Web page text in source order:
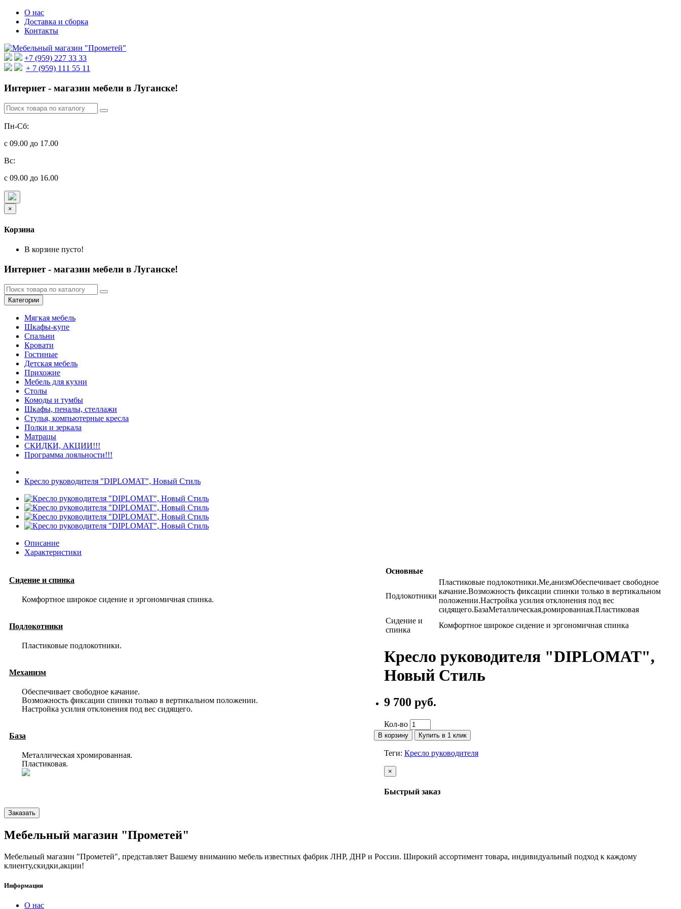
О нас
Доставка и сборка
Контакты
+7 (959) 227 33 33
+ 7 (959) 111 55 11
Интернет - магазин мебели в Луганске!
Пн-Сб:
с 09.00 до 17.00
Вс:
с 09.00 до 16.00
×
Корзина
В корзине пусто!
Интернет - магазин мебели в Луганске!
Категории
Мягкая мебель
Шкафы-купе
Спальни
Кровати
Гостиные
Детская мебель
Прихожие
Мебель для кухни
Столы
Комоды и тумбы
Шкафы, пеналы, стеллажи
Стулья, компьютерные кресла
Полки и зеркала
Матрацы
СКИДКИ, АКЦИИ!!!
Программа лояльности!!!
Кресло руководителя "DIPLOMAT", Новый Стиль
Описание
Характеристики
Сидение и спинка
Комфортное широкое сидение и эргономичная спинка.
Подлокотники
Пластиковые подлокотники.
Механизм
Обеспечивает свободное качание.
Возможность фиксации спинки только в вертикальном положении.
Настройка усилия отклонения под вес сидящего.
База
Металлическая хромированная.
Пластиковая.
Основные
Подлокотники
Пластиковые подлокотники.Ме,анизмОбеспечивает свободное
качание.Возможность фиксации спинки только в вертикальном
положении.Настройка усилия отклонения под вес
сидящего.БазаМеталлическая,ромированная.Пластиковая
Сидение и
спинка
Комфортное широкое сидение и эргономичная спинка
Кресло руководителя "DIPLOMAT",
Новый Стиль
9 700 руб.
Кол-во
В корзину Купить в 1 клик
Теги: Кресло руководителя
×
Быстрый заказ
Заказать
Мебельный магазин "Прометей"
Мебельный магазин "Прометей", представляет Вашему вниманию мебель известных фабрик ЛНР, ДНР и России. Широкий ассортимент товара, индивидуальный подход к каждому
клиенту,скидки,акции!
Информация
О нас